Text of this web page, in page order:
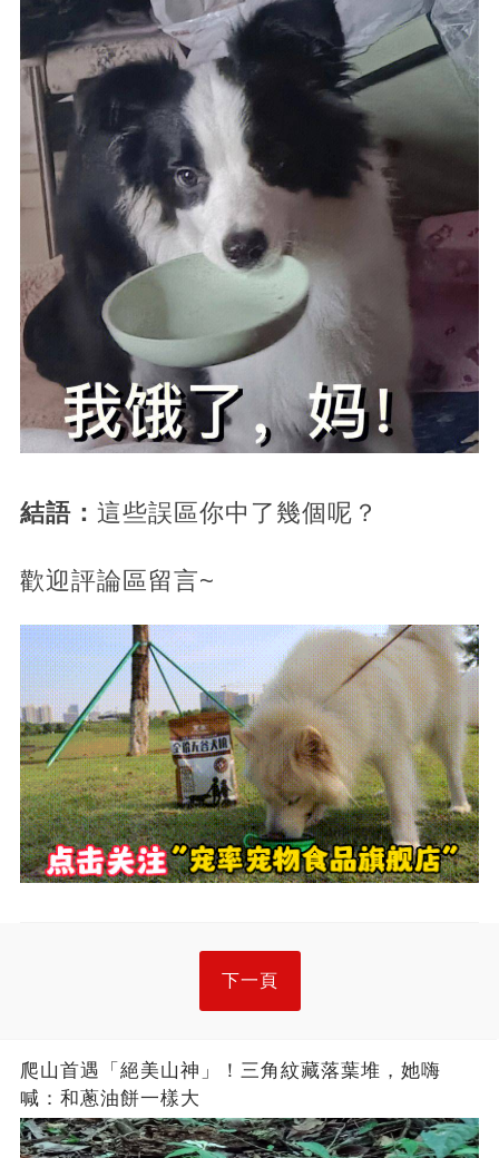
結語： 這些誤區你中了幾個呢？
歡迎評論區留言~
下一頁
爬山首遇「絕美山神」！三角紋藏落葉堆，她嗨
喊：和蔥油餅一樣大